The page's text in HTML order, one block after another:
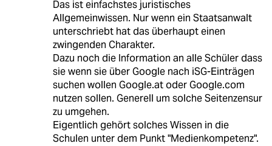
Das ist einfachstes juristisches
Allgemeinwissen. Nur wenn ein Staatsanwalt
unterschriebt hat das überhaupt einen
zwingenden Charakter.
Dazu noch die Information an alle Schüler dass
sie wenn sie über Google nach iSG-Einträgen
suchen wollen Google.at oder Google.com
nutzen sollen. Generell um solche Seitenzensur
zu umgehen.
Eigentlich gehört solches Wissen in die
Schulen unter dem Punkt "Medienkompetenz".